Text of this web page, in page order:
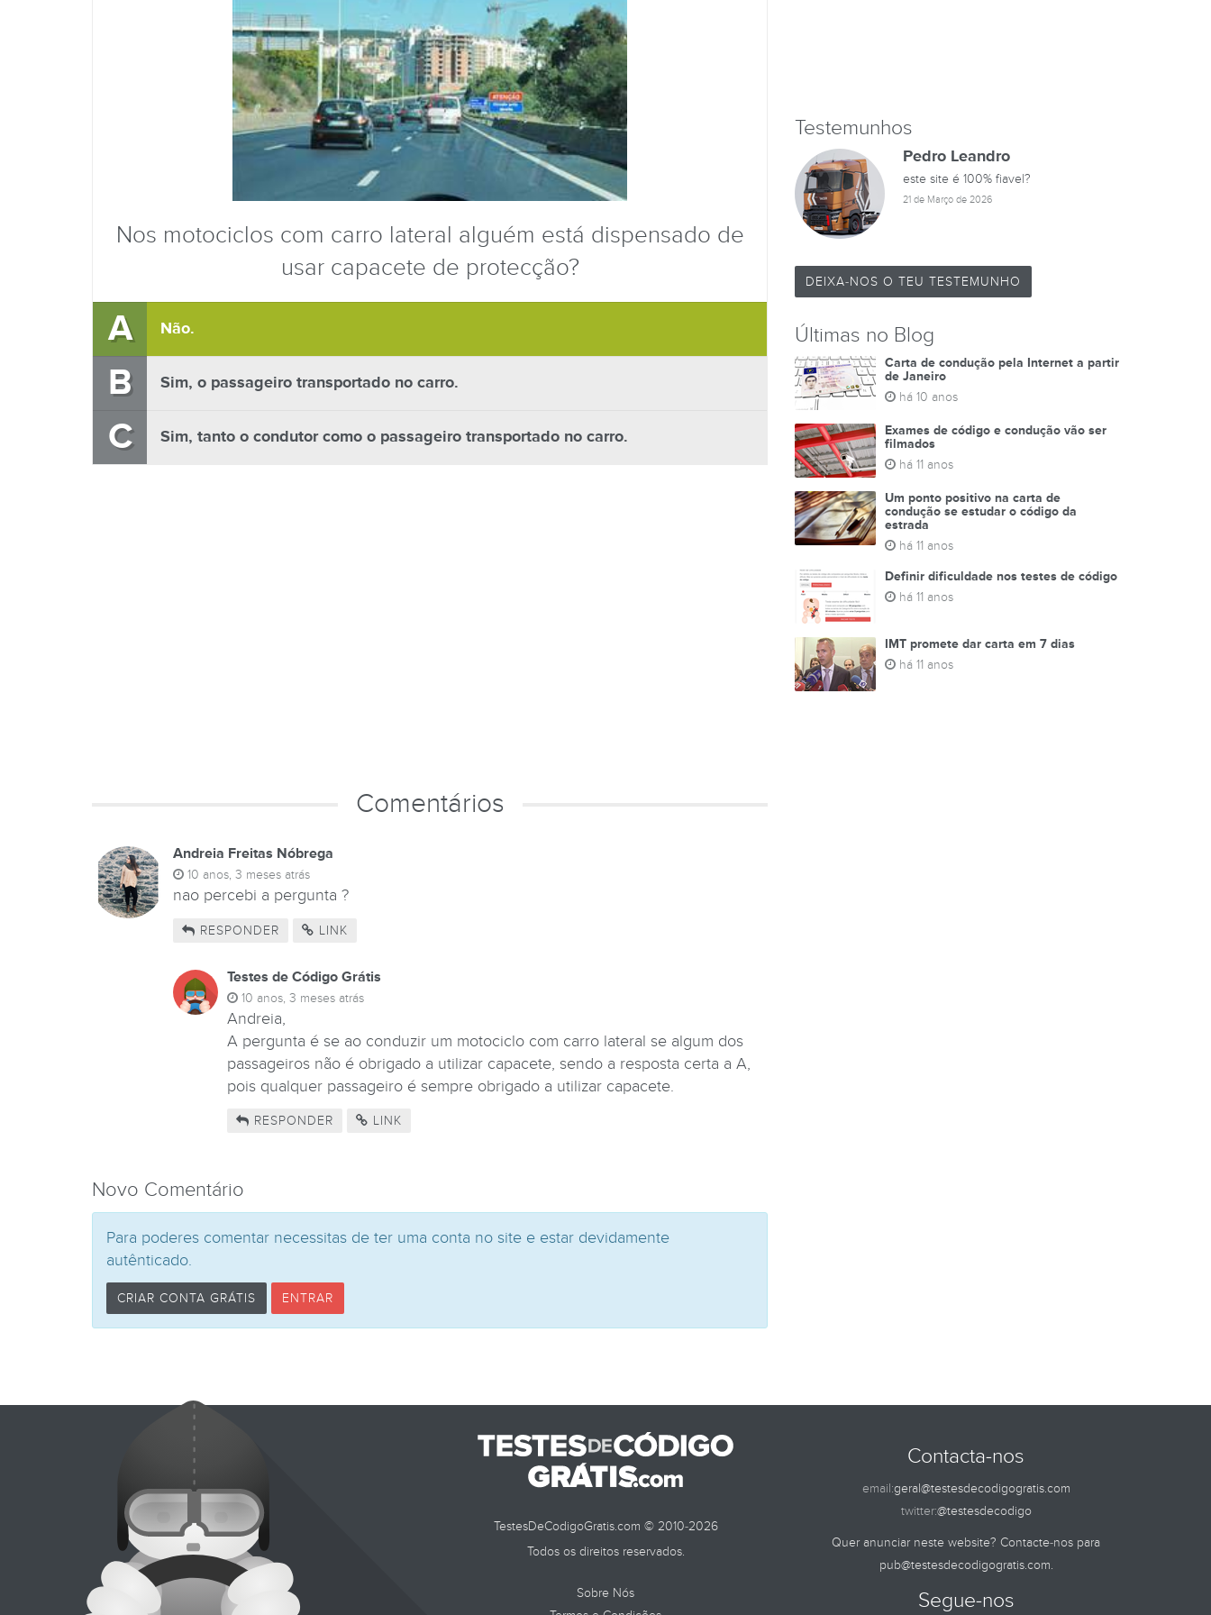
Nos motociclos com carro lateral alguém está dispensado de
usar capacete de protecção?
A Não.
B Sim, o passageiro transportado no carro.
C Sim, tanto o condutor como o passageiro transportado no carro.
Comentários
Andreia Freitas Nóbrega
10 anos, 3 meses atrás
nao percebi a pergunta ?
RESPONDER LINK
Testes de Código Grátis
10 anos, 3 meses atrás
Andreia,
A pergunta é se ao conduzir um motociclo com carro lateral se algum dos
passageiros não é obrigado a utilizar capacete, sendo a resposta certa a A,
pois qualquer passageiro é sempre obrigado a utilizar capacete.
RESPONDER LINK
Novo Comentário
Para poderes comentar necessitas de ter uma conta no site e estar devidamente
autênticado.
CRIAR CONTA GRÁTIS ENTRAR
Testemunhos
Pedro Leandro
este site é 100% fiavel?
21 de Março de 2026
DEIXA-NOS O TEU TESTEMUNHO
Últimas no Blog
Carta de condução pela Internet a partir
de Janeiro
há 10 anos
Exames de código e condução vão ser
filmados
há 11 anos
Um ponto positivo na carta de
condução se estudar o código da
estrada
há 11 anos
Definir dificuldade nos testes de código
há 11 anos
IMT promete dar carta em 7 dias
há 11 anos
TestesDeCodigoGratis.com © 2010-2026
Todos os direitos reservados.
Sobre Nós
Contacta-nos
email:geral@testesdecodigogratis.com
twitter:@testesdecodigo
Quer anunciar neste website? Contacte-nos para
pub@testesdecodigogratis.com.
Segue-nos